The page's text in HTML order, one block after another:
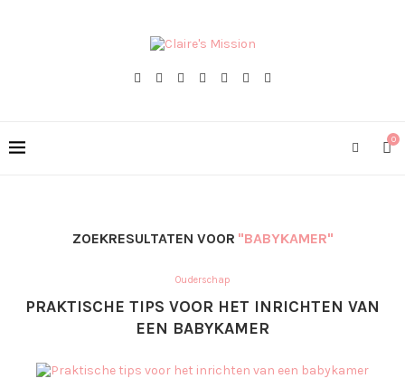
0
ZOEKRESULTATEN VOOR "BABYKAMER"
Ouderschap
PRAKTISCHE TIPS VOOR HET INRICHTEN VAN
EEN BABYKAMER